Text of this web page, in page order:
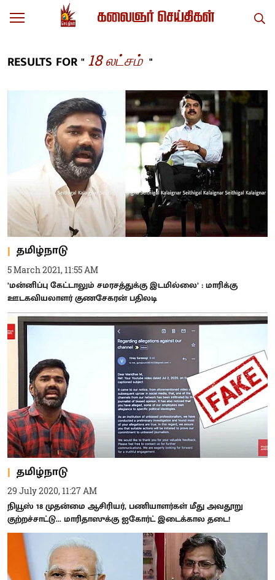
RESULTS FOR " 18 லட்சம் "
தமிழ்நாடு
5 March 2021, 11:55 AM
’மன்னிப்பு கேட்டாலும் சமரசத்துக்கு இடமில்லை’ : மாரிக்கு
ஊடகவியலாளர் குணசேகரன் பதிலடி
தமிழ்நாடு
29 July 2020, 11:27 AM
நியூஸ் 18 முதன்மை ஆசிரியர், பணியாளர்கள் மீது அவதூறு
குற்றச்சாட்டு... மாரிதாஸுக்கு ஐகோர்ட் இடைக்கால தடை!